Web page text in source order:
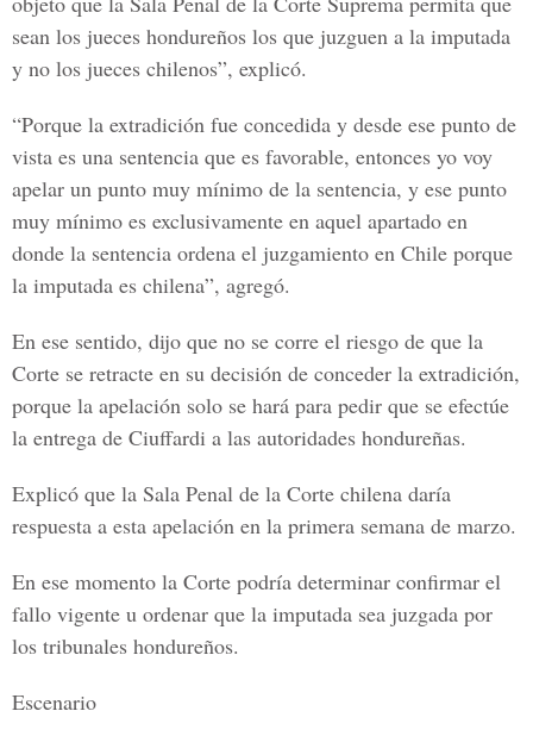
sean los jueces hondureños los que juzguen a la imputada
y no los jueces chilenos”, explicó.
“Porque la extradición fue concedida y desde ese punto de
vista es una sentencia que es favorable, entonces yo voy
apelar un punto muy mínimo de la sentencia, y ese punto
muy mínimo es exclusivamente en aquel apartado en
donde la sentencia ordena el juzgamiento en Chile porque
la imputada es chilena”, agregó.
En ese sentido, dijo que no se corre el riesgo de que la
Corte se retracte en su decisión de conceder la extradición,
porque la apelación solo se hará para pedir que se efectúe
la entrega de Ciuffardi a las autoridades hondureñas.
Explicó que la Sala Penal de la Corte chilena daría
respuesta a esta apelación en la primera semana de marzo.
En ese momento la Corte podría determinar confirmar el
fallo vigente u ordenar que la imputada sea juzgada por
los tribunales hondureños.
Escenario